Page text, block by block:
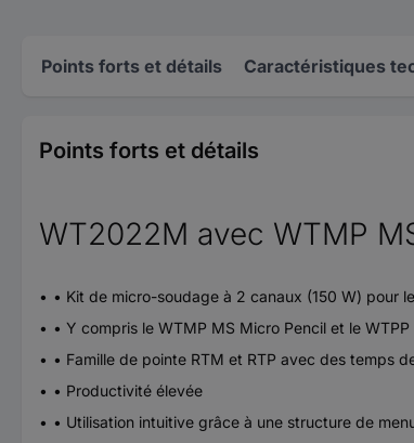
Points forts et détails Caractéristiques
Points forts et détails
WT2022M avec WTMP
• Kit de micro-soudage à 2 canaux (150 W) pour
• Y compris le WTMP MS Micro Pencil et le
• Famille de pointe RTM et RTP avec des temps
• Productivité élevée
• Utilisation intuitive grâce à une structure de